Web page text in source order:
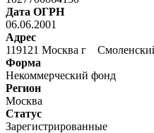
Дата ОГРН
06.06.2001
Адрес
119121 Москва г
Форма
Некоммерческий фонд
Регион
Москва
Статус
Зарегистрированные